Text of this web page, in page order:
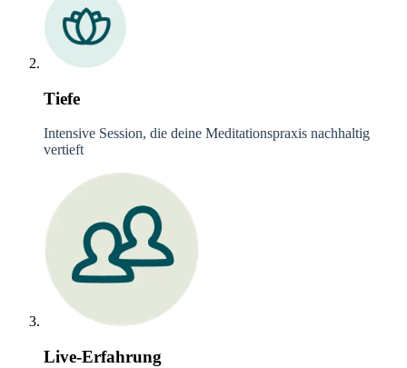
Tiefe
Intensive Session, die deine Meditationspraxis nachhaltig
vertieft
Live-Erfahrung